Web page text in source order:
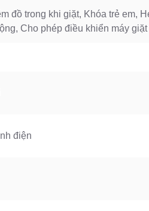
đồ trong khi giặt, Khóa trẻ em,
Cho phép điều khiển máy
điện